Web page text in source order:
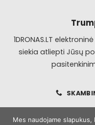
1DRONAS.LT
siekia atliepti Jūsų
Mes naudojame